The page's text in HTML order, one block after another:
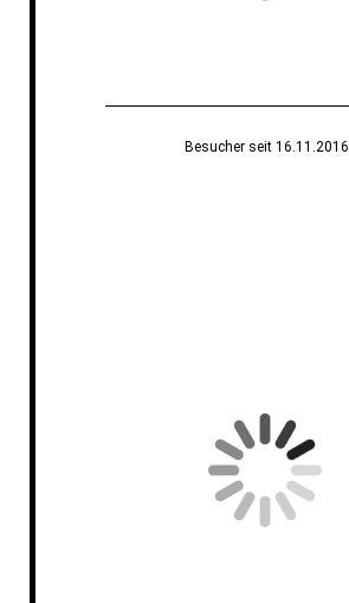
Besucher seit 16.11.2016